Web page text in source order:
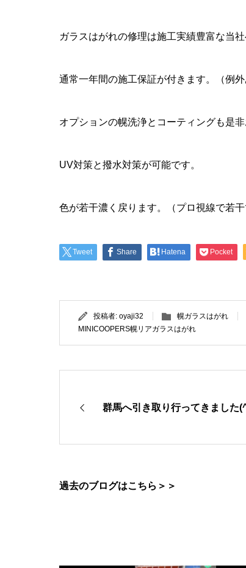
ガラスはがれの修理は施工実績豊富な当社
通常一年間の施工保証が付きます。（例外
オプションの幌洗浄とコーティングも是非
UV対策と撥水対策が可能です。
色が若干濃く戻ります。（プロ視線で若
Tweet Share Hatena Pocket
投稿者: oyaji32 幌ガラスはがれ
MINICOOPERS幌リアガラスはがれ
群馬へ引き取り行ってきました
過去のブログはこちら＞＞